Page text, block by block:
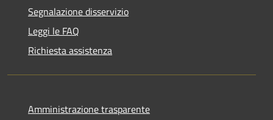
Segnalazione disservizio
Leggi le FAQ
Richiesta assistenza
Amministrazione trasparente